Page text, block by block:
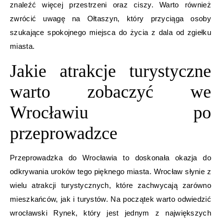
znaleźć więcej przestrzeni oraz ciszy. Warto również
zwrócić uwagę na Ołtaszyn, który przyciąga osoby
szukające spokojnego miejsca do życia z dala od zgiełku
miasta.
Jakie atrakcje turystyczne
warto zobaczyć we
Wrocławiu po
przeprowadzce
Przeprowadzka do Wrocławia to doskonała okazja do
odkrywania uroków tego pięknego miasta. Wrocław słynie z
wielu atrakcji turystycznych, które zachwycają zarówno
mieszkańców, jak i turystów. Na początek warto odwiedzić
wrocławski Rynek, który jest jednym z największych